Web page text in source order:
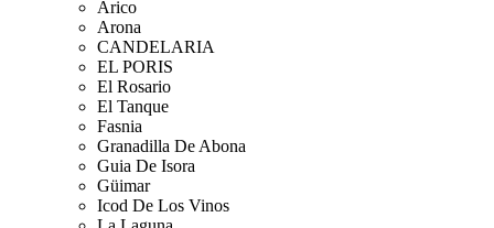
Arico
Arona
CANDELARIA
EL PORIS
El Rosario
El Tanque
Fasnia
Granadilla De Abona
Guia De Isora
Güimar
Icod De Los Vinos